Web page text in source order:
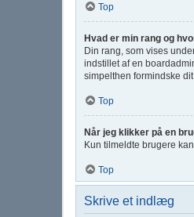
Top
Hvad er min rang og
Din rang, som vises
indstillet af en
simpelthen formindske
Top
Når jeg klikker på en
Kun tilmeldte brugere
Top
Skrive et indlæg